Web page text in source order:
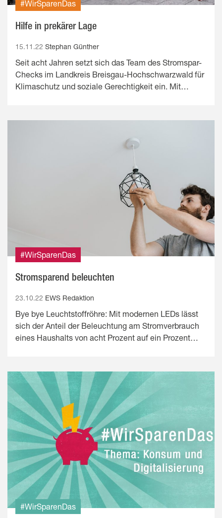
#WirSparenDas
Hilfe in prekärer Lage
15.11.22 Stephan Günther
Seit acht Jahren setzt sich das Team des Stromspar-
Checks im Landkreis Breisgau-Hochschwarzwald für
Klimaschutz und soziale Gerechtigkeit ein. Mit…
#WirSparenDas
Stromsparend beleuchten
23.10.22 EWS Redaktion
Bye bye Leuchtstoffröhre: Mit modernen LEDs lässt
sich der Anteil der Beleuchtung am Stromverbrauch
eines Haushalts von acht Prozent auf ein Prozent…
#WirSparenDas